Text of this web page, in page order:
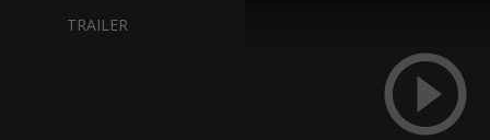
TRAILER